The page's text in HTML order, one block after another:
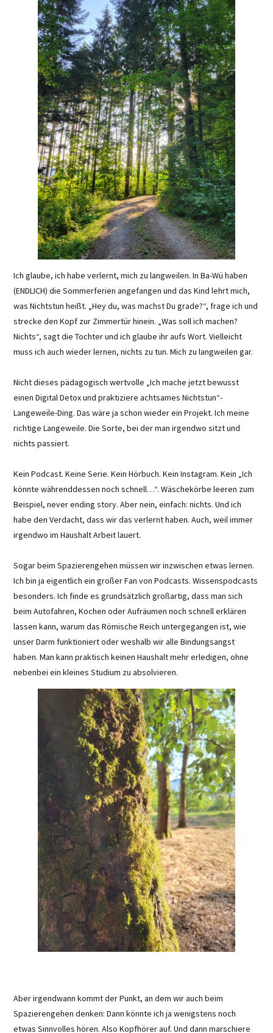
Ich glaube, ich habe verlernt, mich zu langweilen. In Ba-Wü haben
(ENDLICH) die Sommerferien angefangen und das Kind lehrt mich,
was Nichtstun heißt. „Hey du, was machst Du grade?“, frage ich und
strecke den Kopf zur Zimmertür hinein. „Was soll ich machen?
Nichts“, sagt die Tochter und ich glaube ihr aufs Wort. Vielleicht
muss ich auch wieder lernen, nichts zu tun. Mich zu langweilen gar.
Nicht dieses pädagogisch wertvolle „Ich mache jetzt bewusst
einen Digital Detox und praktiziere achtsames Nichtstun“-
Langeweile-Ding. Das wäre ja schon wieder ein Projekt. Ich meine
richtige Langeweile. Die Sorte, bei der man irgendwo sitzt und
nichts passiert.
Kein Podcast. Keine Serie. Kein Hörbuch. Kein Instagram. Kein „Ich
könnte währenddessen noch schnell…“. Wäschekörbe leeren zum
Beispiel, never ending story. Aber nein, einfach: nichts. Und ich
habe den Verdacht, dass wir das verlernt haben. Auch, weil immer
irgendwo im Haushalt Arbeit lauert.
Sogar beim Spazierengehen müssen wir inzwischen etwas lernen.
Ich bin ja eigentlich ein großer Fan von Podcasts. Wissenspodcasts
besonders. Ich finde es grundsätzlich großartig, dass man sich
beim Autofahren, Kochen oder Aufräumen noch schnell erklären
lassen kann, warum das Römische Reich untergegangen ist, wie
unser Darm funktioniert oder weshalb wir alle Bindungsangst
haben. Man kann praktisch keinen Haushalt mehr erledigen, ohne
nebenbei ein kleines Studium zu absolvieren.
Aber irgendwann kommt der Punkt, an dem wir auch beim
Spazierengehen denken: Dann könnte ich ja wenigstens noch
etwas Sinnvolles hören. Also Kopfhörer auf. Und dann marschiere